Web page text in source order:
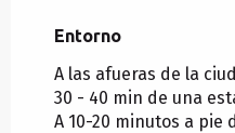
Entorno
Entorno
A las afueras de la
30 - 40 min de una
A 10-20 minutos a pie